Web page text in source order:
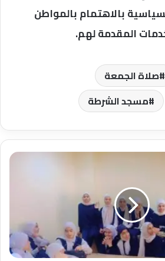
بالاهتمام بالمواطن
المقدمة لهم.
صلاة الجمعة
مسجد الشرطة